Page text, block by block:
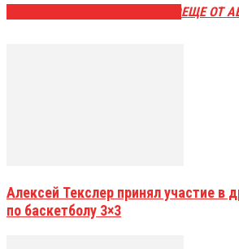
ЕЩЕ ОТ
Алексей Текслер принял участие в
по баскетболу 3×3